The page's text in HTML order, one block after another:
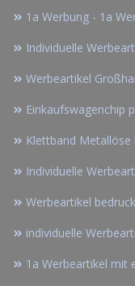
1a Werbung - 1a
Individuelle
Werbeartikel
Einkaufswagenchip
Klettband Metallöse
Individuelle
Werbeartikel
individuelle
1a Werbeartikel mit